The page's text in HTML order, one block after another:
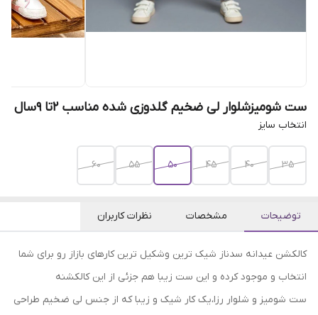
ست شومیزشلوار لی ضخیم گلدوزی شده مناسب 2تا 9سال
انتخاب سایز
۳۵ ۴۰ ۴۵ ۵۰ ۵۵ ۶۰
توضیحات مشخصات نظرات کاربران
کالکشن عیدانه سدناز شیک ترین وشکیل ترین کارهای بازاز رو برای شما
انتخاب و موجود کرده و این ست زیبا هم جزئی از این کالکشنه
ست شومیز و شلوار رزا،یک کار شیک و زیبا که از جنس لی ضخیم طراحی